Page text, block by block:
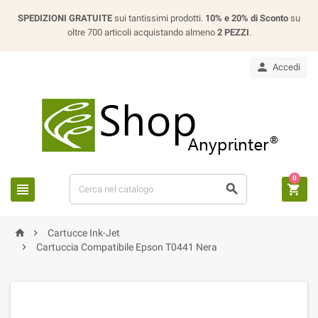
SPEDIZIONI GRATUITE sui tantissimi prodotti. 10% e 20% di Sconto su
oltre 700 articoli acquistando almeno 2 PEZZI.
 Accedi
  
0
 
Cartucce Ink-Jet

Cartuccia Compatibile Epson T0441 Nera